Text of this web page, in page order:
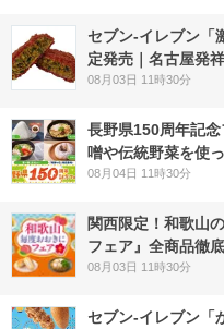
セブン-イレブン「
定発売｜名古屋発
08月03日 11時30分
長野県150周年記
噌や伝統野菜を使
08月04日 11時30分
関西限定！和歌山
フェア』全商品徹
08月03日 11時30分
セブン‐イレブン「